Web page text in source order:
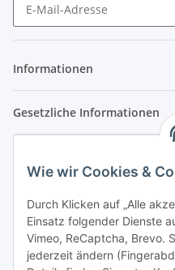
Wie wir Cookies &
Durch Klicken auf „Alle
Einsatz folgender Dienste
Vimeo, ReCaptcha, Brevo.
jederzeit ändern
Informationen
Gesetzliche Informationen